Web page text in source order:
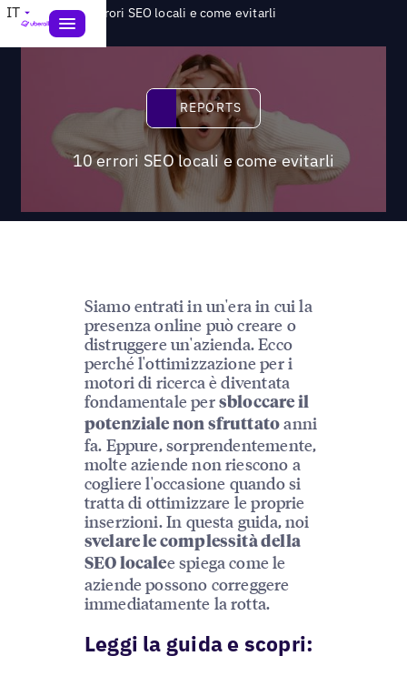
IT Reports>10 errori SEO locali e come evitarli
Reports
REPORTS
10 errori SEO locali e come evitarli
Siamo entrati in un'era in cui la
presenza online può creare o
distruggere un'azienda. Ecco
perché l'ottimizzazione per i
motori di ricerca è diventata
fondamentale per sbloccare il
potenziale non sfruttato anni
fa. Eppure, sorprendentemente,
molte aziende non riescono a
cogliere l'occasione quando si
tratta di ottimizzare le proprie
inserzioni. In questa guida, noi
svelare le complessità della
SEO localee spiega come le
aziende possono correggere
immediatamente la rotta.
Leggi la guida e scopri: